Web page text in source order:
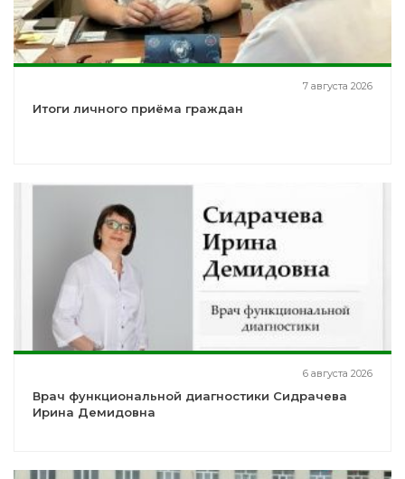
7 августа 2026
Итоги личного приёма граждан
6 августа 2026
Врач функциональной диагностики Сидрачева
Ирина Демидовна